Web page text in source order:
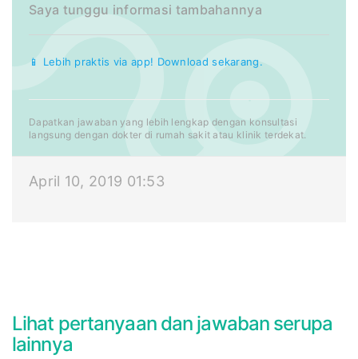
Saya tunggu informasi tambahannya
📱 Lebih praktis via app! Download sekarang.
Dapatkan jawaban yang lebih lengkap dengan konsultasi
langsung dengan dokter di rumah sakit atau klinik terdekat.
April 10, 2019 01:53
Lihat pertanyaan dan jawaban serupa
lainnya